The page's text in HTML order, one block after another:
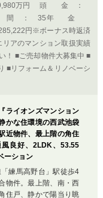
9,980万円 頭 金 ：
間 ： 35年 金
円※ボーナス時返済
アのマンション取扱実績
！ ■ご売却物件大募集中 ■
■リフォーム＆リノベーシ
イオンズマンション
かな住環境の西武池袋
近物件、最上階の角住
良好、2LDK、53.55
ーション
練馬高野台」駅徒歩4
物件。最上階、南・西
住戸、静かで陽当り眺